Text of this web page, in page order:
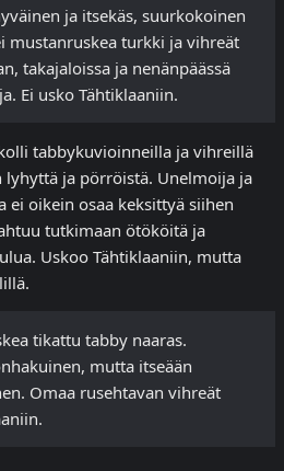
ja itsekäs, suurkokoinen
mustanruskea turkki ja vihreät
takajaloissa ja nenänpäässä
Ei usko Tähtiklaaniin.
tabbykuvioinneilla ja vihreillä
ja pörröistä. Unelmoija ja
ei oikein osaa keksittyä siihen
tutkimaan ötököitä ja
Uskoo Tähtiklaaniin, mutta
tikattu tabby naaras.
mutta itseään
Omaa rusehtavan vihreät